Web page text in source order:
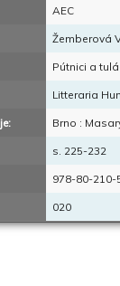
AEC
Žemberová
Pútnici a
Litteraria
Brno :
s. 225-232
978-80-210-
020